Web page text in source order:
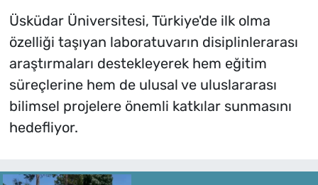
Üsküdar Üniversitesi, Türkiye'de ilk olma
özelliği taşıyan laboratuvarın disiplinlerarası
araştırmaları destekleyerek hem eğitim
süreçlerine hem de ulusal ve uluslararası
bilimsel projelere önemli katkılar sunmasını
hedefliyor.